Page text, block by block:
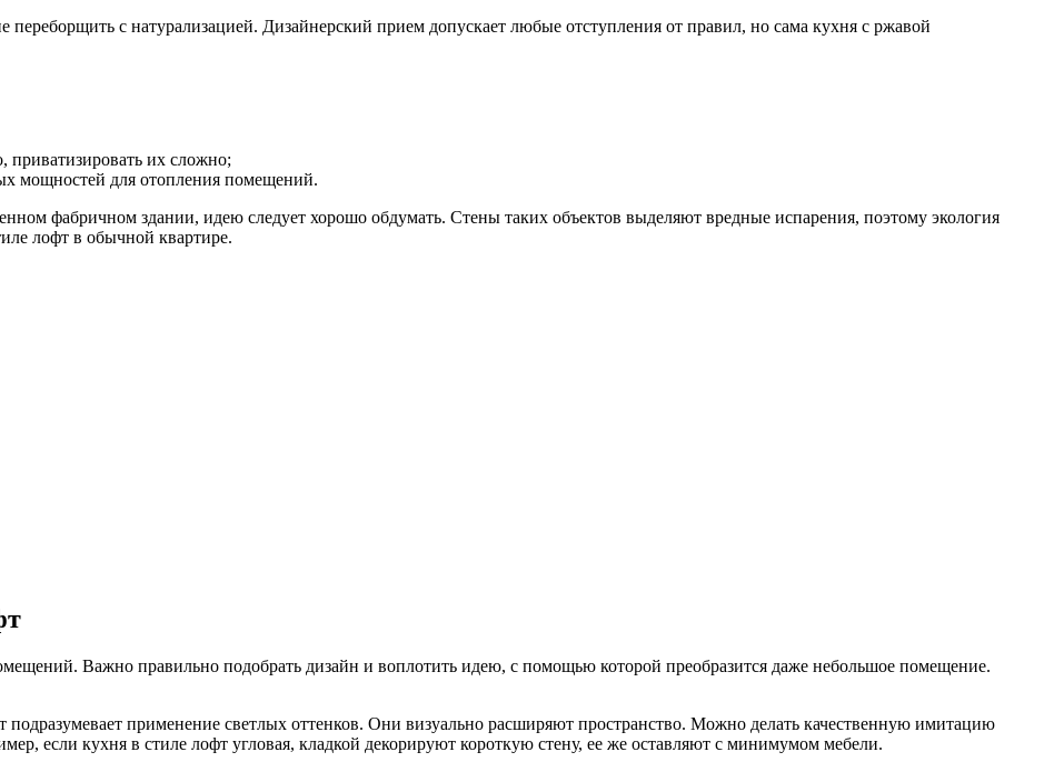
с натурализацией. Дизайнерский прием допускает любые отступления от правил, но сама кухня с ржавой
приватизировать их сложно;
мощностей для отопления помещений.
фабричном здании, идею следует хорошо обдумать. Стены таких объектов выделяют вредные испарения, поэтому экология
лофт в обычной квартире.
Важно правильно подобрать дизайн и воплотить идею, с помощью которой преобразится даже небольшое помещение.
подразумевает применение светлых оттенков. Они визуально расширяют пространство. Можно делать качественную имитацию
если кухня в стиле лофт угловая, кладкой декорируют короткую стену, ее же оставляют с минимумом мебели.